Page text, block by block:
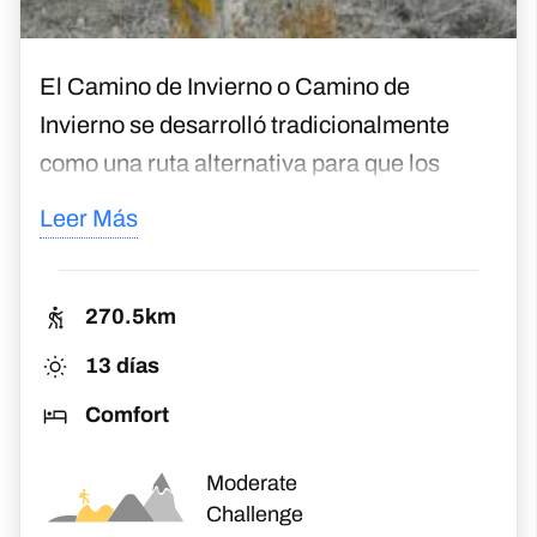
itinerario personalizados.
El Camino de Invierno o Camino de
Invierno se desarrolló tradicionalmente
como una ruta alternativa para que los
la subida a la cumbre de O Cebreiro
resultaba intransitable por culpa de la
nieve. La ruta que sigue el Camino de
Invierno está en uso desde la época
tropas de Napoleón a principios del siglo
XIX. Es también por esta zona por donde se
construyó en 1883 la primera conexión
Leer Más
270.5km
13 días
Comfort
Moderate
Challenge